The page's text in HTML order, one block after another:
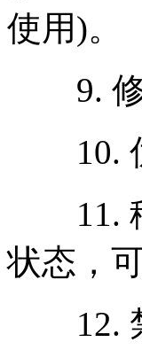
使用)。
9. 修
10. 优
11. 移
状态，
12. 禁